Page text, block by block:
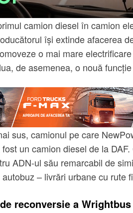
camion diesel în camion
își extinde afacerea
o mai mare
de asemenea, o nouă
sus, camionul pe care
un camion diesel de la
ADN-ul său remarcabil de
– livrări urbane cu rute
reconversie a Wrightbus